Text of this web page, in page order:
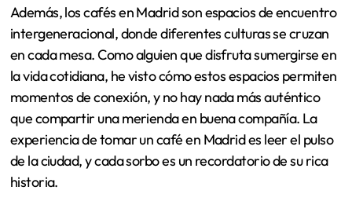
Además, los cafés en Madrid son espacios de encuentro
intergeneracional, donde diferentes culturas se cruzan
en cada mesa. Como alguien que disfruta sumergirse en
la vida cotidiana, he visto cómo estos espacios permiten
momentos de conexión, y no hay nada más auténtico
que compartir una merienda en buena compañía. La
experiencia de tomar un café en Madrid es leer el pulso
de la ciudad, y cada sorbo es un recordatorio de su rica
historia.